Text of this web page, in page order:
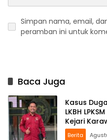
Simpan nama, email,
peramban ini untuk
Baca Juga
Kasus
LKBH
Kejari
Berita